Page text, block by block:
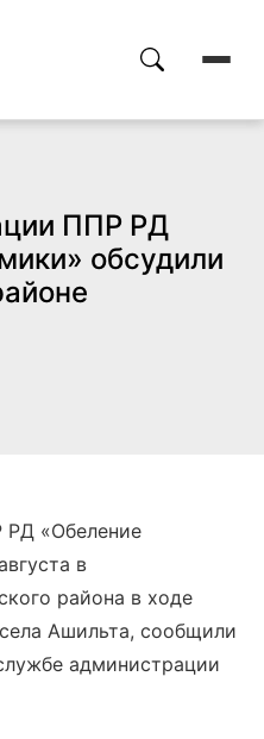
ППР РД
обсудили
РД «Обеление
в
района в ходе
Ашильта, сообщили
администрации